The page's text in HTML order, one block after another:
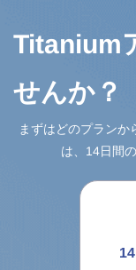
Titanium
せんか？
まずはどのプラン
は、14日間